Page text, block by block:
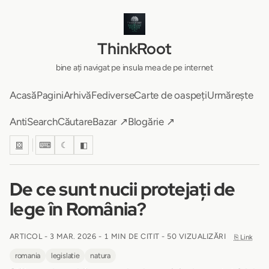
ThinkRoot
bine ați navigat pe insula mea de pe internet
AcasăPaginiArhivăFediverseCarte de oaspețiUrmărește
AntiSearchCăutareBazar ↗Blogărie ↗
⚄ ⌨ ☾ ◧
De ce sunt nucii protejați de
lege în România?
ARTICOL - 3 MAR. 2026 - 1 MIN DE CITIT - 50 VIZUALIZĂRI ⎘ Link
romania legislatie natura